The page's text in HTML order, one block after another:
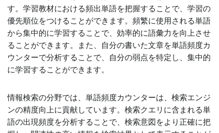
す。学習教材における頻出単語を把握することで、学習の
優先順位をつけることができます。頻繁に使用される単語
から集中的に学習することで、効率的に語彙力を向上させ
ることができます。また、自分の書いた文章を単語頻度カ
ウンターで分析することで、自分の弱点を特定し、集中的
に学習することができます。
情報検索の分野では、単語頻度カウンターは、検索エンジ
ンの精度向上に貢献しています。検索クエリに含まれる単
語の出現頻度を分析することで、検索意図をより正確に把